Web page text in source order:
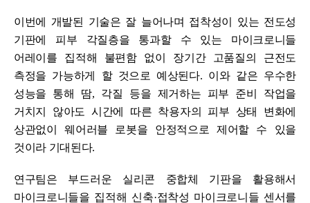
이번에 개발된 기술은 잘 늘어나며 접착성이 있는 전도성
기판에 피부 각질층을 통과할 수 있는 마이크로니들
어레이를 집적해 불편함 없이 장기간 고품질의 근전도
측정을 가능하게 할 것으로 예상된다. 이와 같은 우수한
성능을 통해 땀, 각질 등을 제거하는 피부 준비 작업을
거치지 않아도 시간에 따른 착용자의 피부 상태 변화에
상관없이 웨어러블 로봇을 안정적으로 제어할 수 있을
것이라 기대된다.
연구팀은 부드러운 실리콘 중합체 기판을 활용해서
마이크로니들을 집적해 신축·접착성 마이크로니들 센서를